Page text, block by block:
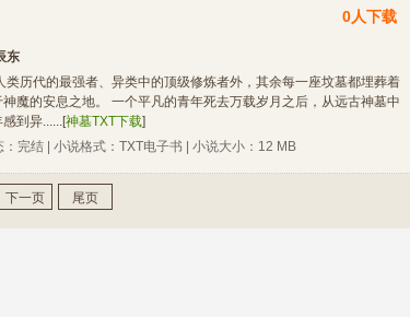
0人下载
东
类历代的最强者、异类中的顶级修炼者外，其余每一座坟墓都埋葬着
魔的安息之地。 一个平凡的青年死去万载岁月之后，从远古神墓中
到异......[神墓TXT下载]
：完结 | 小说格式：TXT电子书 | 小说大小：12 MB
下一页 尾页